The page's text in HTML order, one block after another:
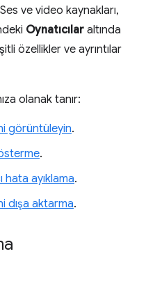
ve video kaynakları,
Oynatıcılar altında
özellikler ve ayrıntılar
olanak tanır:
görüntüleyin.
.
hata ayıklama.
dışa aktarma.